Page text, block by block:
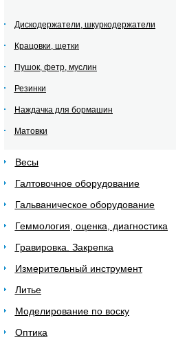
Дискодержатели, шкуркодержатели
Крацовки, щетки
Пушок, фетр, муслин
Резинки
Наждачка для бормашин
Матовки
Весы
Галтовочное оборудование
Гальваническое оборудование
Геммология, оценка, диагностика
Гравировка. Закрепка
Измерительный инструмент
Литье
Моделирование по воску
Оптика